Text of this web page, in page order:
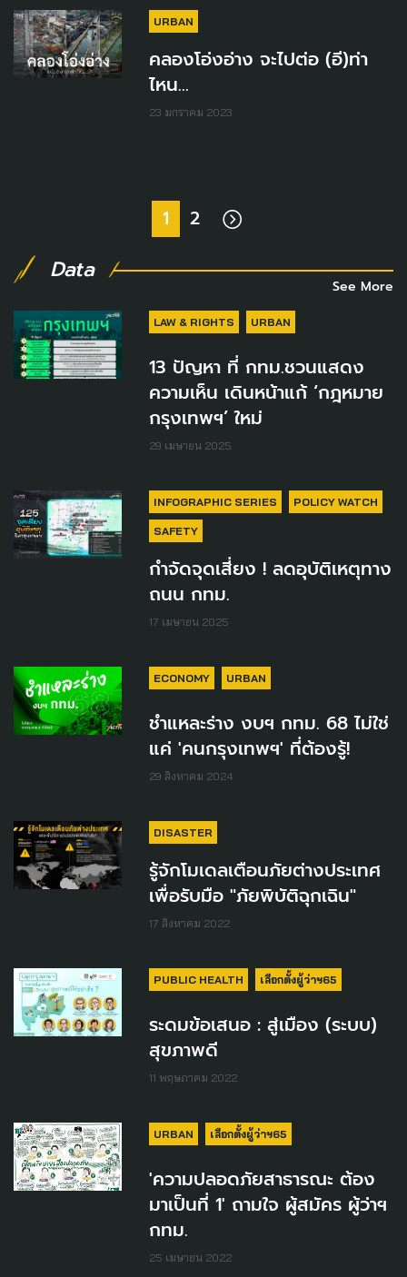
URBAN
คลองโอ่งอ่าง จะไปต่อ (อี)ท่า
ไหน...
23 มกราคม 2023
1 2
Data
See More
LAW & RIGHTS URBAN
13 ปัญหา ที่ กทม.ชวนแสดง
ความเห็น เดินหน้าแก้ ‘กฎหมาย
กรุงเทพฯ’ ใหม่
29 เมษายน 2025
INFOGRAPHIC SERIES POLICY WATCH
SAFETY
กำจัดจุดเสี่ยง ! ลดอุบัติเหตุทาง
ถนน กทม.
17 เมษายน 2025
ECONOMY URBAN
ชำแหละร่าง งบฯ กทม. 68 ไม่ใช่
แค่ 'คนกรุงเทพฯ' ที่ต้องรู้!
29 สิงหาคม 2024
DISASTER
รู้จักโมเดลเตือนภัยต่างประเทศ
เพื่อรับมือ "ภัยพิบัติฉุกเฉิน"
17 สิงหาคม 2022
PUBLIC HEALTH เลือกตั้งผู้ว่าฯ65
ระดมข้อเสนอ : สู่เมือง (ระบบ)
สุขภาพดี
11 พฤษภาคม 2022
URBAN เลือกตั้งผู้ว่าฯ65
'ความปลอดภัยสาธารณะ ต้อง
มาเป็นที่ 1' ถามใจ ผู้สมัคร ผู้ว่าฯ
กทม.
25 เมษายน 2022